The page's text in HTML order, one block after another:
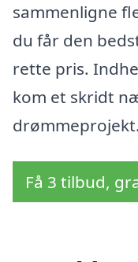
sammenligne
du får den
rette pris.
kom et skridt
drømmeprojekt.
Få 3 tilbud,